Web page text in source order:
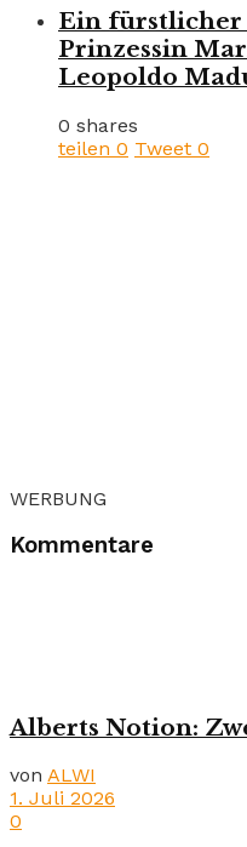
Ein fürstlicher
Prinzessin
Leopoldo
0 shares
teilen 0 Tweet 0
WERBUNG
Kommentare
Alberts Notion:
von ALWI
1. Juli 2026
0